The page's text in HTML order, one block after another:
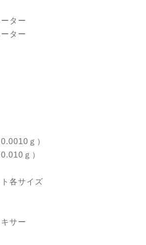
ター
ター
0.0010ｇ）
0.010ｇ）
各サイズ
サー